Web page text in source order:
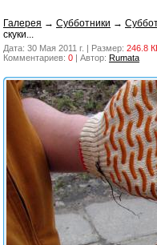
Галерея → Субботники →
скуки...
Дата: 30 Мая 2011 г. | Размер: 246.8
Комментариев: 0 | Автор: Rumata